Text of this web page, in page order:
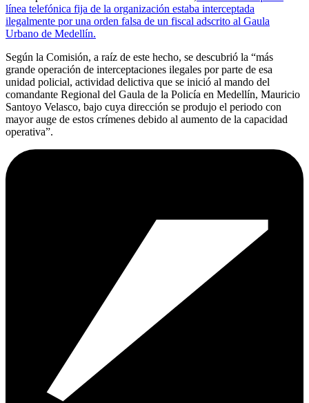
línea telefónica fija de la organización estaba interceptada
ilegalmente por una orden falsa de un fiscal adscrito al Gaula
Urbano de Medellín.
Según la Comisión, a raíz de este hecho, se descubrió la “más
grande operación de interceptaciones ilegales por parte de esa
unidad policial, actividad delictiva que se inició al mando del
comandante Regional del Gaula de la Policía en Medellín, Mauricio
Santoyo Velasco, bajo cuya dirección se produjo el periodo con
mayor auge de estos crímenes debido al aumento de la capacidad
operativa”.